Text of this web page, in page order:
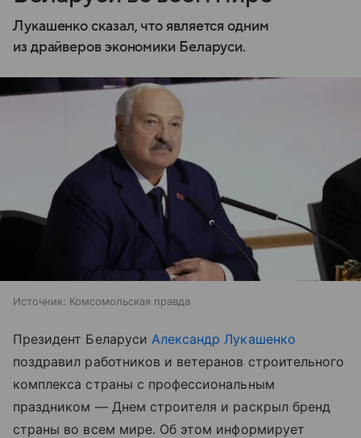
Лукашенко сказал, что является одним
из драйверов экономики Беларуси.
Источник: Комсомольская правда
Президент Беларуси Александр Лукашенко
поздравил работников и ветеранов строительного
комплекса страны с профессиональным
праздником — Днем строителя и раскрыл бренд
страны во всем мире. Об этом информирует